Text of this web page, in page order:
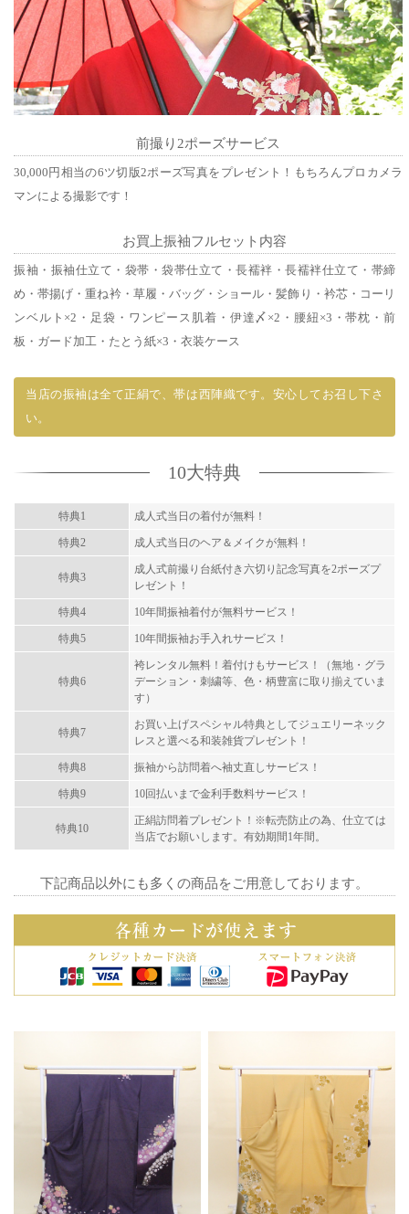
前撮り2ポーズサービス
30,000円相当の6ツ切版2ポーズ写真をプレゼント！もちろんプロカメラ
マンによる撮影です！
お買上振袖フルセット内容
振袖・振袖仕立て・袋帯・袋帯仕立て・長襦袢・長襦袢仕立て・帯締
め・帯揚げ・重ね衿・草履・バッグ・ショール・髪飾り・衿芯・コーリ
ンベルト×2・足袋・ワンピース肌着・伊達〆×2・腰紐×3・帯枕・前
板・ガード加工・たとう紙×3・衣装ケース
当店の振袖は全て正絹で、帯は西陣織です。安心してお召し下さ
い。
10大特典
特典1 成人式当日の着付が無料！
特典2 成人式当日のヘア＆メイクが無料！
特典3
成人式前撮り台紙付き六切り記念写真を2ポーズプ
レゼント！
特典4 10年間振袖着付が無料サービス！
特典5 10年間振袖お手入れサービス！
特典6
袴レンタル無料！着付けもサービス！（無地・グラ
デーション・刺繍等、色・柄豊富に取り揃えていま
す）
特典7
お買い上げスペシャル特典としてジュエリーネック
レスと選べる和装雑貨プレゼント！
特典8 振袖から訪問着へ袖丈直しサービス！
特典9 10回払いまで金利手数料サービス！
特典10
正絹訪問着プレゼント！※転売防止の為、仕立ては
当店でお願いします。有効期間1年間。
下記商品以外にも多くの商品をご用意しております。